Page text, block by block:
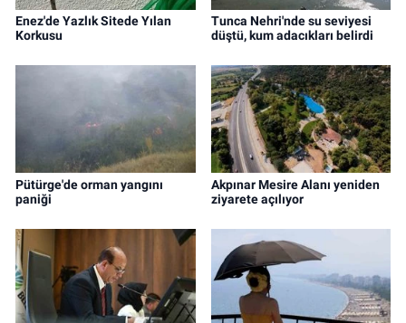
Enez'de Yazlık Sitede Yılan
Korkusu
Tunca Nehri'nde su seviyesi
düştü, kum adacıkları belirdi
Pütürge'de orman yangını
paniği
Akpınar Mesire Alanı yeniden
ziyarete açılıyor